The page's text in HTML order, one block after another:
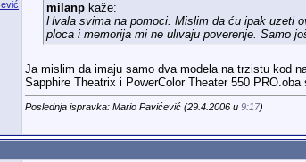
milanpkaže:
Hvala svima na pomoci. Mislim da ću ipak uzeti
ploca i memorija mi ne ulivaju poverenje. Samo
Ja mislim da imaju samo dva modela na trzistu kod
Sapphire Theatrix i PowerColor Theater 550
Poslednja ispravka: Mario Pavićević (29.4.2006 u 9:17)